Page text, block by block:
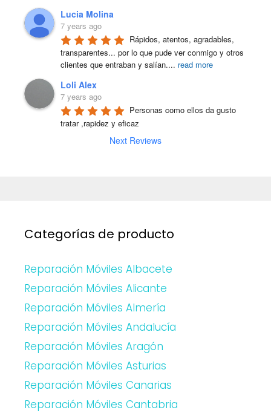
Lucia Molina
7 years ago
Rápidos, atentos, agradables,
transparentes... por lo que pude ver conmigo y otros
clientes que entraban y salían.... read more
Loli Alex
7 years ago
Personas como ellos da gusto
tratar ,rapidez y eficaz
Next Reviews
Categorías de producto
Reparación Móviles Albacete
Reparación Móviles Alicante
Reparación Móviles Almería
Reparación Móviles Andalucía
Reparación Móviles Aragón
Reparación Móviles Asturias
Reparación Móviles Canarias
Reparación Móviles Cantabria